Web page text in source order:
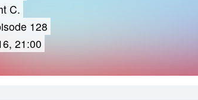
C.
128
21:00